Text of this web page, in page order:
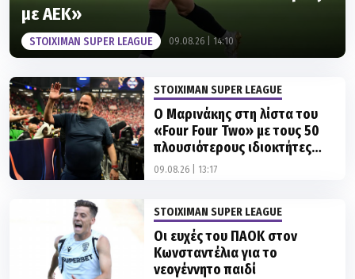
με ΑΕΚ»
STOIXIMAN SUPER LEAGUE 09.08.26 | 14:10
STOIXIMAN SUPER LEAGUE
Ο Μαρινάκης στη λίστα του
«Four Four Two» με τους 50
πλουσιότερους ιδιοκτήτες
ποδοσφαιρικών ομάδων
09.08.26 | 13:17
STOIXIMAN SUPER LEAGUE
Οι ευχές του ΠΑΟΚ στον
Κωνσταντέλια για το
νεογέννητο παιδί